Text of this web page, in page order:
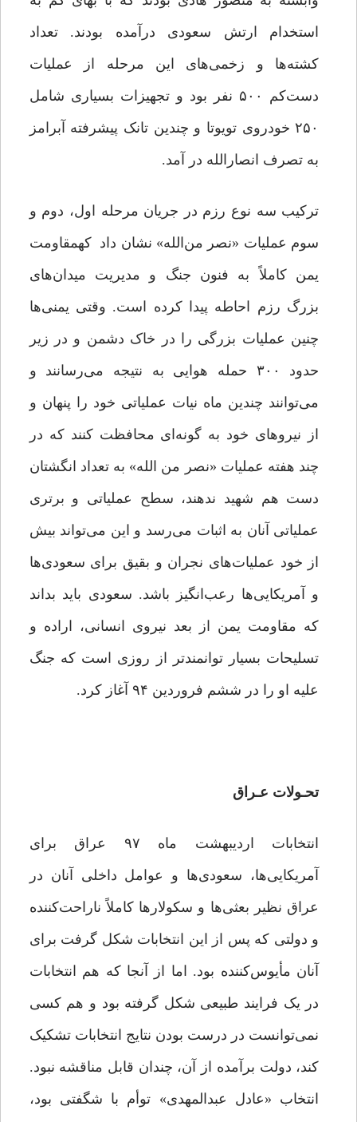
استخدام ارتش سعودی درآمده بودند. تعداد
کشته‌ها و زخمی‌های این مرحله از عملیات
دست‌کم ۵۰۰ نفر بود و تجهیزات بسیاری شامل
۲۵۰ خودروی تویوتا و چندین تانک پیشرفته آبرامز
به تصرف انصارالله در ‌آمد.
ترکیب سه نوع رزم در جریان مرحله اول، دوم و
سوم عملیات «نصر من‌الله» نشان داد کهمقاومت
یمن کاملاً به فنون جنگ و مدیریت میدان‌های
بزرگ رزم احاطه پیدا کرده است. وقتی یمنی‌ها
چنین عملیات بزرگی را در خاک دشمن و در زیر
حدود ۳۰۰ حمله هوایی به نتیجه می‌رسانند و
می‌توانند چندین ماه نیات عملیاتی خود را پنهان و
از نیروهای خود به گونه‌ای محافظت کنند که در
چند هفته عملیات «نصر من الله» به تعداد انگشتان‌
دست هم شهید ندهند، سطح عملیاتی و برتری
عملیاتی آنان به اثبات می‌رسد و این می‌تواند بیش
از خود عملیات‌های نجران و بقیق برای سعودی‌ها
و آمریکایی‌ها رعب‌انگیز باشد. سعودی باید بداند
که مقاومت یمن از بعد نیروی انسانی، اراده و
تسلیحات بسیار توانمند‌تر از روزی است که جنگ
علیه او را در ششم فروردین ۹۴ آغاز کرد.
تحـولات عـراق
انتخابات اردیبهشت ماه ۹۷ عراق برای
آمریکایی‌ها، سعودی‌ها و عوامل داخلی آنان در
عراق نظیر بعثی‌ها و سکولارها کاملاً ناراحت‌کننده
و دولتی که پس از این انتخابات شکل گرفت برای
آنان مأیوس‌کننده بود. اما از آنجا که هم انتخابات
در یک فرایند طبیعی شکل گرفته بود و هم کسی
نمی‌توانست در درست بودن نتایج انتخابات تشکیک
کند، دولت برآمده از آن، چندان قابل مناقشه نبود.
انتخاب «عادل عبدالمهدی» توأم با شگفتی بود،